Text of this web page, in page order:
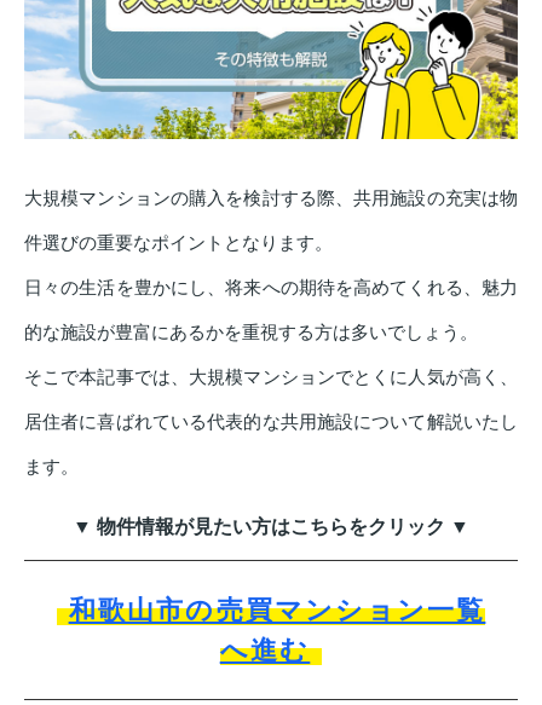
大規模マンションの購入を検討する際、共用施設の充実は物
件選びの重要なポイントとなります。
日々の生活を豊かにし、将来への期待を高めてくれる、魅力
的な施設が豊富にあるかを重視する方は多いでしょう。
そこで本記事では、大規模マンションでとくに人気が高く、
居住者に喜ばれている代表的な共用施設について解説いたし
ます。
▼ 物件情報が見たい方はこちらをクリック ▼
和歌山市の売買マンション一覧
へ進む